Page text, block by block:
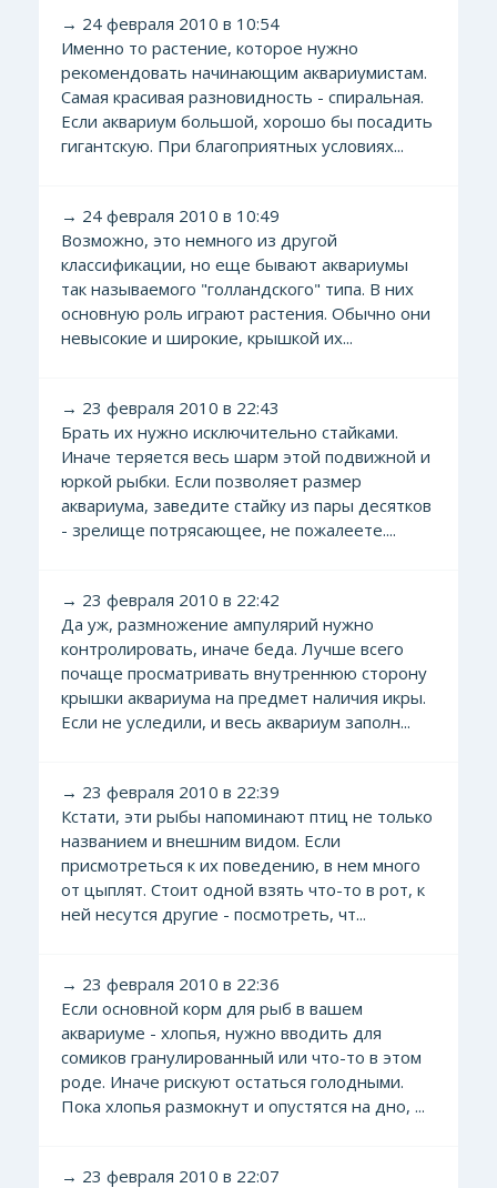
→ 24 февраля 2010 в 10:54
Именно то растение, которое нужно
рекомендовать начинающим аквариумистам.
Самая красивая разновидность - спиральная.
Если аквариум большой, хорошо бы посадить
гигантскую. При благоприятных условиях...
→ 24 февраля 2010 в 10:49
Возможно, это немного из другой
классификации, но еще бывают аквариумы
так называемого "голландского" типа. В них
основную роль играют растения. Обычно они
невысокие и широкие, крышкой их...
→ 23 февраля 2010 в 22:43
Брать их нужно исключительно стайками.
Иначе теряется весь шарм этой подвижной и
юркой рыбки. Если позволяет размер
аквариума, заведите стайку из пары десятков
- зрелище потрясающее, не пожалеете....
→ 23 февраля 2010 в 22:42
Да уж, размножение ампулярий нужно
контролировать, иначе беда. Лучше всего
почаще просматривать внутреннюю сторону
крышки аквариума на предмет наличия икры.
Если не уследили, и весь аквариум заполн...
→ 23 февраля 2010 в 22:39
Кстати, эти рыбы напоминают птиц не только
названием и внешним видом. Если
присмотреться к их поведению, в нем много
от цыплят. Стоит одной взять что-то в рот, к
ней несутся другие - посмотреть, чт...
→ 23 февраля 2010 в 22:36
Если основной корм для рыб в вашем
аквариуме - хлопья, нужно вводить для
сомиков гранулированный или что-то в этом
роде. Иначе рискуют остаться голодными.
Пока хлопья размокнут и опустятся на дно, ...
→ 23 февраля 2010 в 22:07